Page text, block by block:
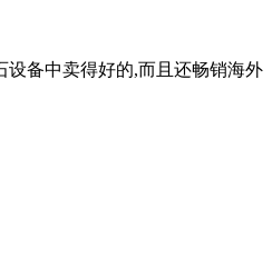
备中卖得好的,而且还畅销海外